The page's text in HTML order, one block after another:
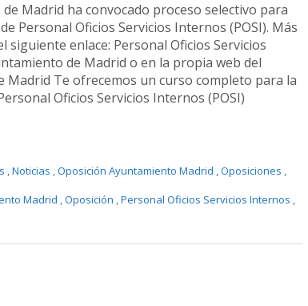
Madrid ha convocado proceso selectivo para
Personal Oficios Servicios Internos (POSI). Más
siguiente enlace: Personal Oficios Servicios
de Madrid o en la propia web del
Madrid Te ofrecemos un curso completo para la
Oficios Servicios Internos (POSI)
,Noticias ,Oposición Ayuntamiento Madrid ,Oposiciones ,
Madrid ,Oposición ,Personal Oficios Servicios Internos ,